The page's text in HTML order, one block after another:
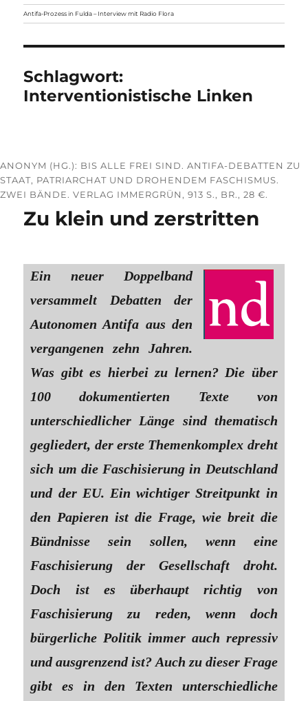
Antifa-Prozess in Fulda – Interview mit Radio Flora
Schlagwort:
Interventionistische Linken
ANONYM (HG.): BIS ALLE FREI SIND. ANTIFA-DEBATTEN ZU
STAAT, PATRIARCHAT UND DROHENDEM FASCHISMUS.
ZWEI BÄNDE. VERLAG IMMERGRÜN, 913 S., BR., 28 €.
Zu klein und zerstritten
Ein neuer Doppelband
versammelt Debatten der
Autonomen Antifa aus den
vergangenen zehn Jahren.
Was gibt es hierbei zu lernen? Die über
100 dokumentierten Texte von
unterschiedlicher Länge sind thematisch
gegliedert, der erste Themenkomplex dreht
sich um die Faschisierung in Deutschland
und der EU. Ein wichtiger Streitpunkt in
den Papieren ist die Frage, wie breit die
Bündnisse sein sollen, wenn eine
Faschisierung der Gesellschaft droht.
Doch ist es überhaupt richtig von
Faschisierung zu reden, wenn doch
bürgerliche Politik immer auch repressiv
und ausgrenzend ist? Auch zu dieser Frage
gibt es in den Texten unterschiedliche